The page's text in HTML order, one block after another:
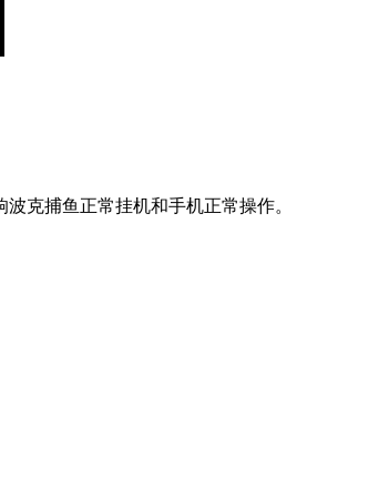
克捕鱼正常挂机和手机正常操作。